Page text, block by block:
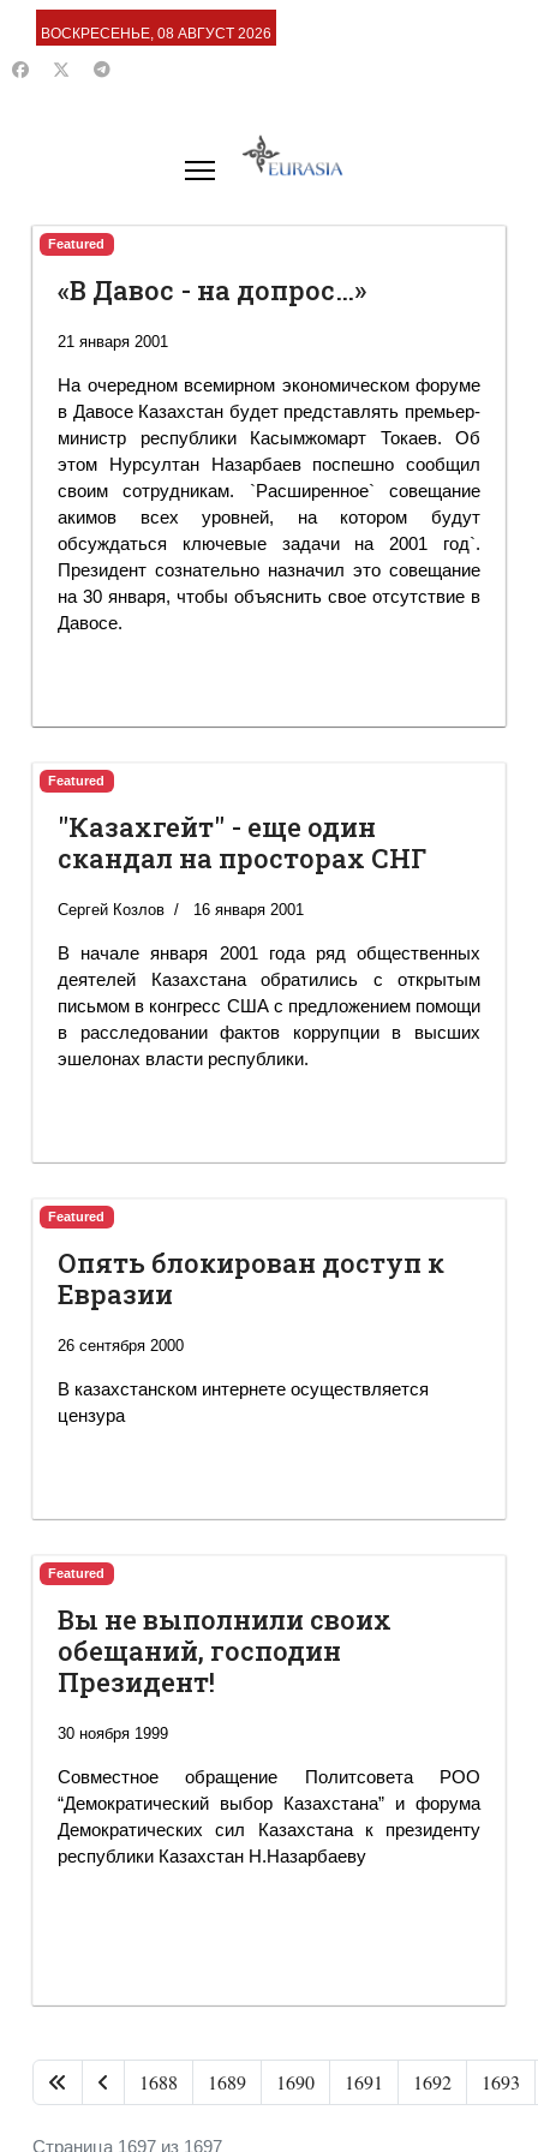
ВОСКРЕСЕНЬЕ, 08 АВГУСТ 2026
Featured
«В Давос - на допрос…»
21 января 2001
На очередном всемирном экономическом форуме
в Давосе Казахстан будет представлять премьер-
министр республики Касымжомарт Токаев. Об
этом Нурсултан Назарбаев поспешно сообщил
своим сотрудникам. `Расширенное` совещание
акимов всех уровней, на котором будут
обсуждаться ключевые задачи на 2001 год`.
Президент сознательно назначил это совещание
на 30 января, чтобы объяснить свое отсутствие в
Давосе.
Featured
"Казахгейт" - еще один
скандал на просторах СНГ
Сергей Козлов 16 января 2001
В начале января 2001 года ряд общественных
деятелей Казахстана обратились с открытым
письмом в конгресс США с предложением помощи
в расследовании фактов коррупции в высших
эшелонах власти республики.
Featured
Опять блокирован доступ к
Евразии
26 сентября 2000
В казахстанском интернете осуществляется
цензура
Featured
Вы не выполнили своих
обещаний, господин
Президент!
30 ноября 1999
Совместное обращение Политсовета РОО
“Демократический выбор Казахстана” и форума
Демократических сил Казахстана к президенту
республики Казахстан Н.Назарбаеву
1688 1689 1690 1691 1692 1693
Страница 1697 из 1697